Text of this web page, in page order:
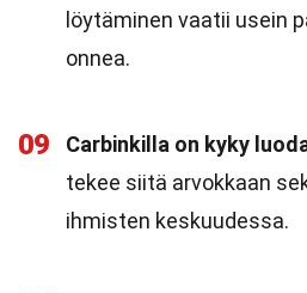
löytäminen vaatii usein
onnea.
09 Carbinkilla on kyky
tekee siitä arvokkaan
ihmisten keskuudessa.